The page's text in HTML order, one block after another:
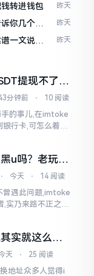
转进钱包 昨天
你几个实
昨天
一文说清
昨天
提现不了？
搞定
分钟前 ⋅ 10 阅读
的事儿,在imtoke
行卡,可怎么着都
u吗？老玩家
⋅ 今天 ⋅ 14 阅读
曾遇此问题,imtoke
实乃来路不正之钱
实就这么回
天 ⋅ 25 阅读
地址众多人觉得i